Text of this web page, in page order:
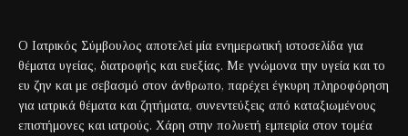
Ο Ιατρικός Σύμβουλος αποτελεί μία ενημερωτική ιστοσελίδα για
θέματα υγείας, διατροφής και ευεξίας. Με γνώμονα την υγεία και το
ευ ζην και με σεβασμό στον άνθρωπο, παρέχει έγκυρη πληροφόρηση
για ιατρικά θέματα και ζητήματα, συνεντεύξεις από καταξιωμένους
επιστήμονες και ιατρούς. Χάρη στην πολυετή εμπειρία στον τομέα